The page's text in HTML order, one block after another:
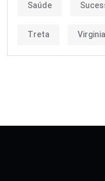
Saúde
Treta